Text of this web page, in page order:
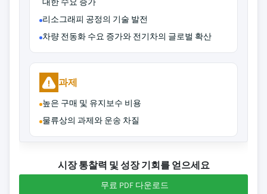
리소그래피 공정의 기술 발전
차량 전동화 수요 증가와 전기차의 글로벌 확산
과제
높은 구매 및 유지보수 비용
물류상의 과제와 운송 차질
시장 통찰력 및 성장 기회를 얻으세요
무료 PDF 다운로드